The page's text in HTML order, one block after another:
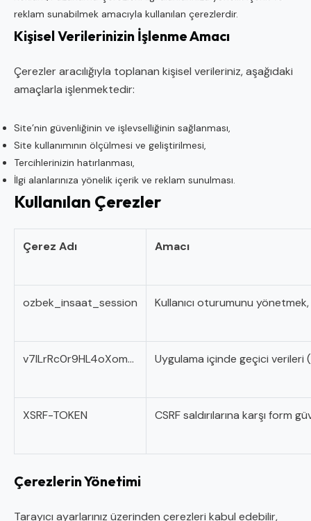
reklam sunabilmek amacıyla kullanılan çerezlerdir.
Kişisel Verilerinizin İşlenme Amacı
Çerezler aracılığıyla toplanan kişisel verileriniz, aşağıdaki
amaçlarla işlenmektedir:
Site’nin güvenliğinin ve işlevselliğinin sağlanması,
Site kullanımının ölçülmesi ve geliştirilmesi,
Tercihlerinizin hatırlanması,
İlgi alanlarınıza yönelik içerik ve reklam sunulması.
Kullanılan Çerezler
Çerez Adı Amacı
ozbek_insaat_session Kullanıcı oturumunu
v7lLrRc0r9HL4oXom... Uygulama içinde geçici verileri
XSRF-TOKEN CSRF saldırılarına karşı form
Çerezlerin Yönetimi
Tarayıcı ayarlarınız üzerinden çerezleri kabul edebilir,